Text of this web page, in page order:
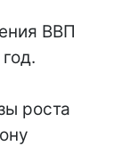
ВВП
роста